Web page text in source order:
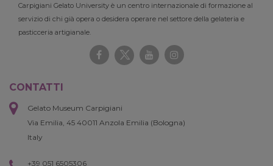
Carpigiani Gelato University è un centro internazionale di formazione al
servizio di chi già opera o desidera operare nel settore della gelateria e
pasticceria artigianale.
CONTATTI
Gelato Museum Carpigiani
Via Emilia, 45 40011 Anzola Emilia (Bologna)
Italy
+39 051 6505306